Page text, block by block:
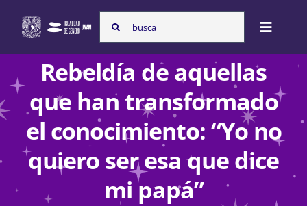
content
Search
for:
Toggle
Inicio
Nosotras
Programas
Rebeldía de aquellas
que han transformado
el conocimiento: “Yo no
quiero ser esa que dice
mi papá”